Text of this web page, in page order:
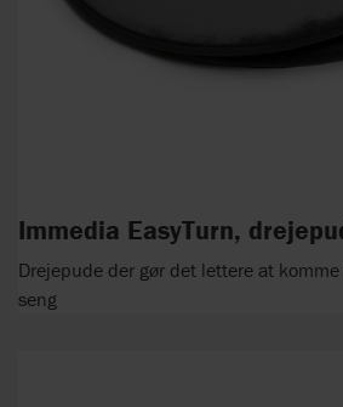
Immedia EasyTurn,
Drejepude der gør det lettere at
seng